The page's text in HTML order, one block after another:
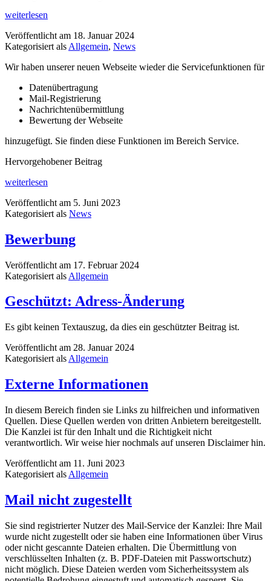
Umzug
Kanzlei
weiterlesen
Veröffentlicht am 18. Januar 2024
Kategorisiert als Allgemein, News
Wir haben unserer neuen Webseite wieder die Servicefunktionen für
Datenübertragung
Mail-Registrierung
Nachrichtenübermittlung
Bewertung der Webseite
hinzugefügt. Sie finden diese Funktionen im Bereich Service.
Hervorgehobener Beitrag
Info
weiterlesen
Veröffentlicht am 5. Juni 2023
Kategorisiert als News
Bewerbung
Veröffentlicht am 17. Februar 2024
Kategorisiert als Allgemein
Geschützt: Adress-Änderung
Es gibt keinen Textauszug, da dies ein geschützter Beitrag ist.
Veröffentlicht am 28. Januar 2024
Kategorisiert als Allgemein
Externe Informationen
In diesem Bereich finden sie Links zu hilfreichen und informativen
Quellen. Diese Quellen werden von dritten Anbietern bereitgestellt.
Die Kanzlei ist für den Inhalt und die Richtigkeit nicht
verantwortlich. Wir weise hier nochmals auf unseren Disclaimer hin.
Veröffentlicht am 11. Juni 2023
Kategorisiert als Allgemein
Mail nicht zugestellt
Sie sind registrierter Nutzer des Mail-Service der Kanzlei: Ihre Mail
wurde nicht zugestellt oder sie haben eine Informationen über Virus
oder nicht gescannte Dateien erhalten. Die Übermittlung von
verschlüsselten Inhalten (z. B. PDF-Dateien mit Passwortschutz)
nicht möglich. Diese Dateien werden vom Sicherheitssystem als